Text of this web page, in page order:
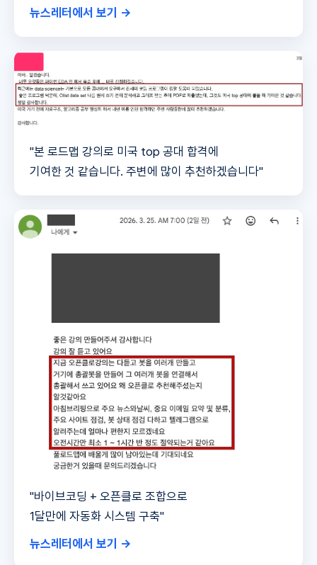
뉴스레터에서 보기 →
"본 로드맵 강의로 미국 top 공대 합격에
기여한 것 같습니다. 주변에 많이 추천하겠습니다"
"바이브코딩 + 오픈클로 조합으로
1달만에 자동화 시스템 구축"
뉴스레터에서 보기 →